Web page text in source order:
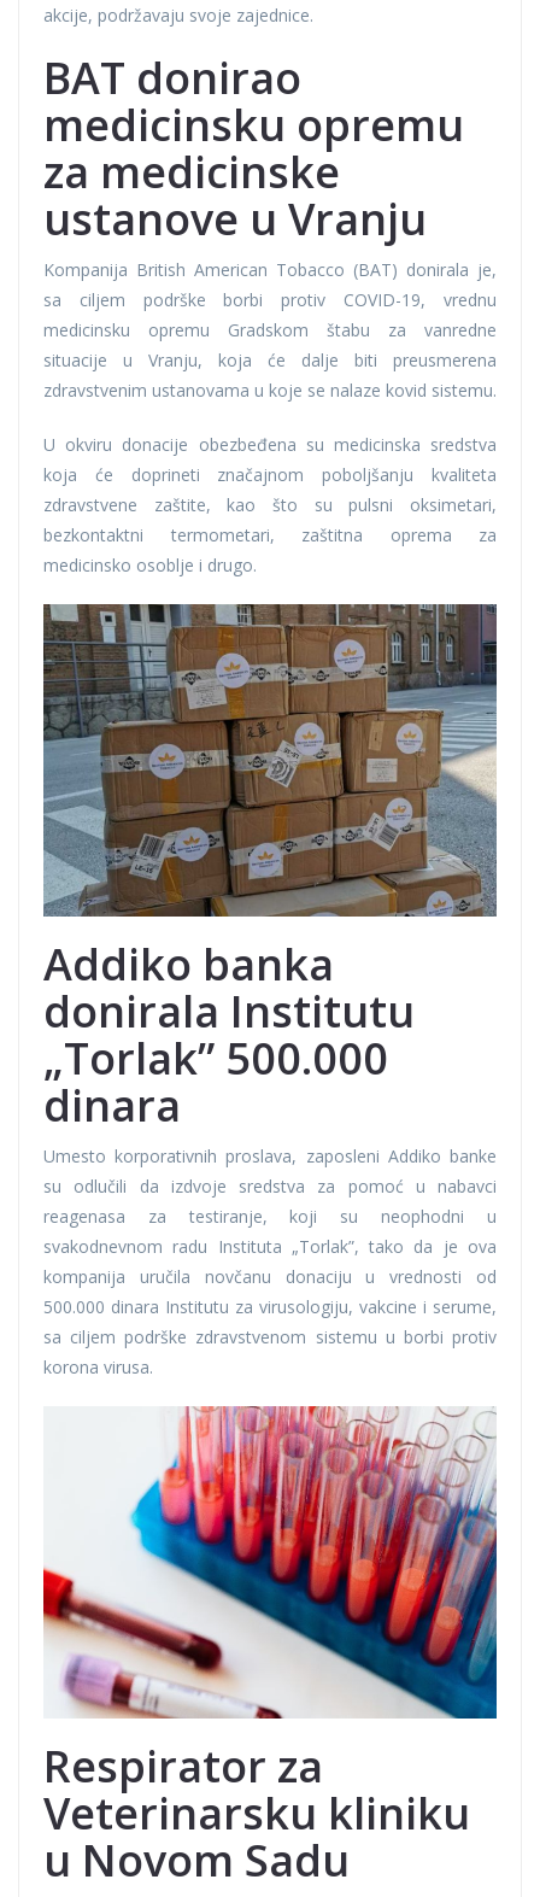
akcije, podržavaju svoje zajednice.
BAT donirao
medicinsku opremu
za medicinske
ustanove u Vranju
Kompanija British American Tobacco (BAT) donirala je,
sa ciljem podrške borbi protiv COVID-19, vrednu
medicinsku opremu Gradskom štabu za vanredne
situacije u Vranju, koja će dalje biti preusmerena
zdravstvenim ustanovama u koje se nalaze kovid sistemu.
U okviru donacije obezbeđena su medicinska sredstva
koja će doprineti značajnom poboljšanju kvaliteta
zdravstvene zaštite, kao što su pulsni oksimetari,
bezkontaktni termometari, zaštitna oprema za
medicinsko osoblje i drugo.
Addiko banka
donirala Institutu
„Torlak” 500.000
dinara
Umesto korporativnih proslava, zaposleni Addiko banke
su odlučili da izdvoje sredstva za pomoć u nabavci
reagenasa za testiranje, koji su neophodni u
svakodnevnom radu Instituta „Torlak”, tako da je ova
kompanija uručila novčanu donaciju u vrednosti od
500.000 dinara Institutu za virusologiju, vakcine i serume,
sa ciljem podrške zdravstvenom sistemu u borbi protiv
korona virusa.
Respirator za
Veterinarsku kliniku
u Novom Sadu